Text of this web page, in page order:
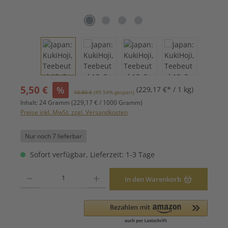
Verkaufspreis:
5,50 € % Regulärer Preis:
10,90 € (49.54% gespart) (229,17 €* / 1 kg)
Inhalt: 24 Gramm (229,17 € / 1000 Gramm)
Preise inkl. MwSt. zzgl. Versandkosten
Nur noch 7 lieferbar
Sofort verfügbar, Lieferzeit: 1-3 Tage
In den Warenkorb